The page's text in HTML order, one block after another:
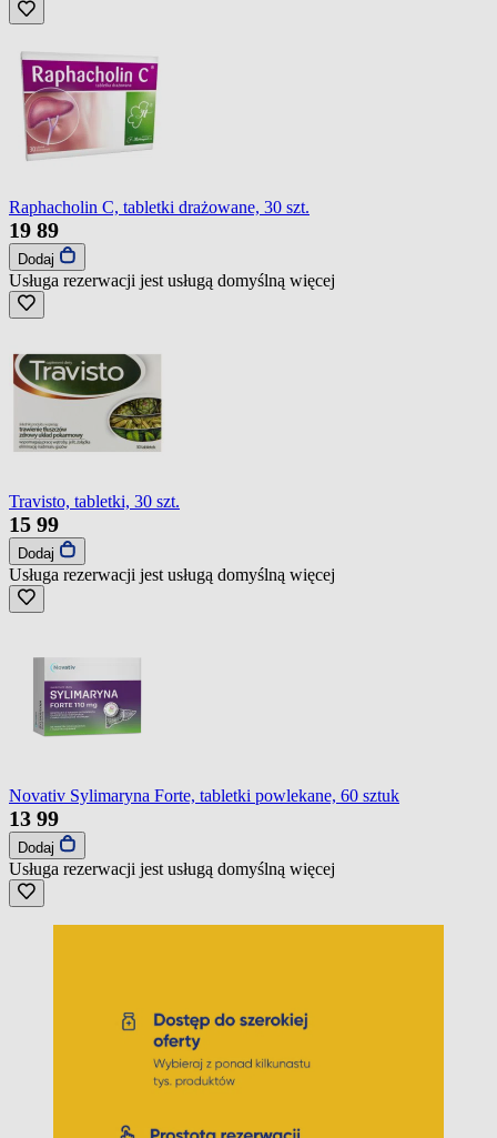
Raphacholin C, tabletki drażowane, 30 szt.
19 89
Dodaj
Usługa rezerwacji jest usługą domyślną więcej
Travisto, tabletki, 30 szt.
15 99
Dodaj
Usługa rezerwacji jest usługą domyślną więcej
Novativ Sylimaryna Forte, tabletki powlekane, 60 sztuk
13 99
Dodaj
Usługa rezerwacji jest usługą domyślną więcej